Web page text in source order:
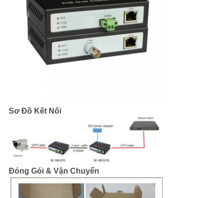
Sơ Đồ Kết Nối
Đóng Gói & Vận Chuyển